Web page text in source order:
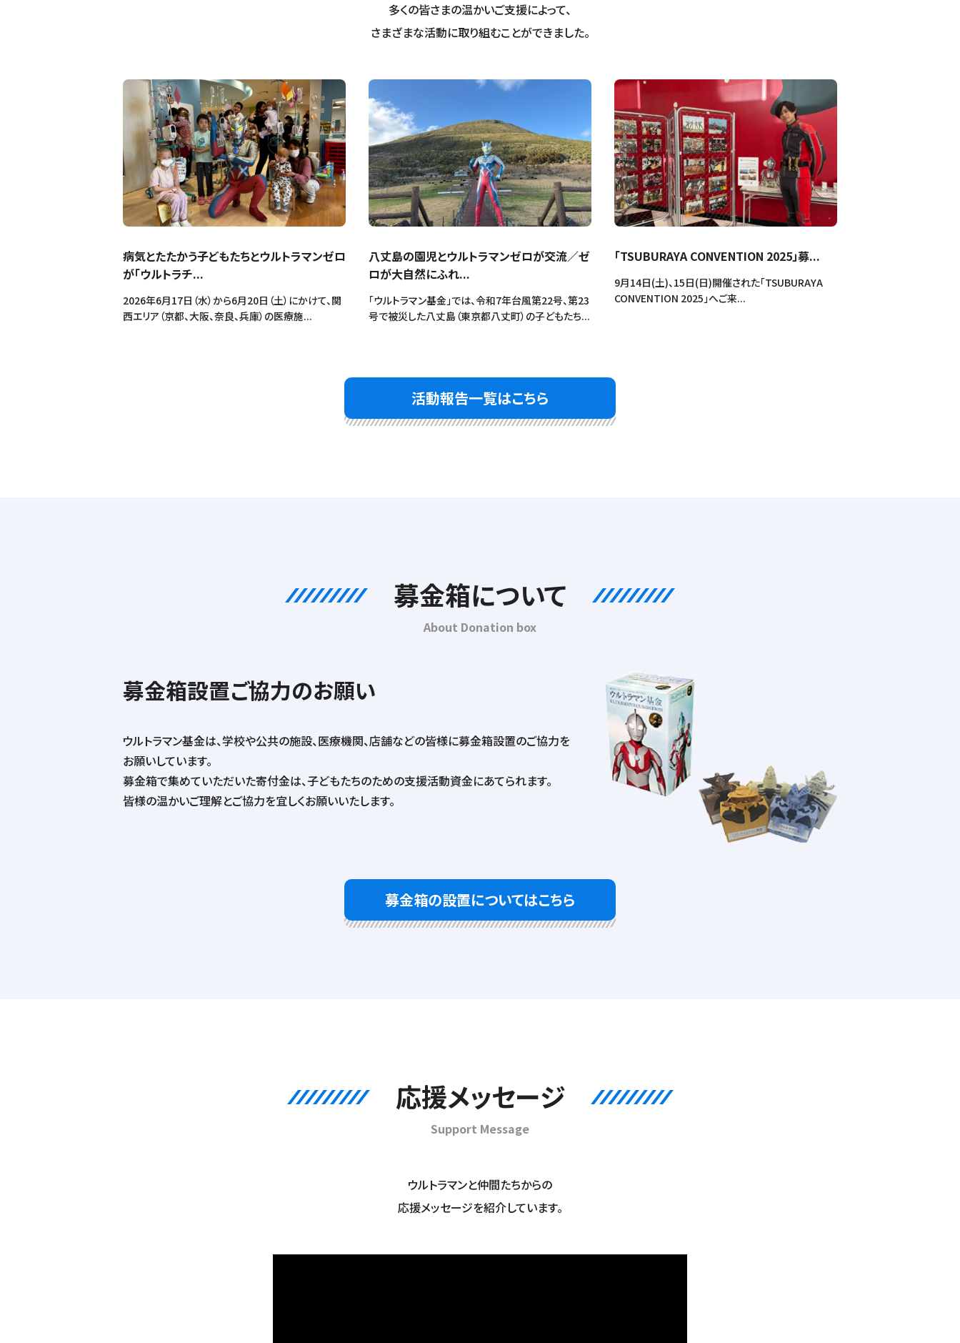
多くの皆さまの温かいご支援によって、
さまざまな活動に取り組むことができました。
病気とたたかう子どもたちとウルトラマンゼロ
が「ウルトラチ...
2026年6月17日（水）から6月20日（土）にかけて、関
西エリア（京都、大阪、奈良、兵庫）の医療施...
八丈島の園児とウルトラマンゼロが交流／ゼ
ロが大自然にふれ...
「ウルトラマン基金」では、令和7年台風第22号、第23
号で被災した八丈島（東京都八丈町）の子どもたち...
「TSUBURAYA CONVENTION 2025」募...
9月14日(土)、15日(日)開催された「TSUBURAYA
CONVENTION 2025」へご来...
活動報告一覧はこちら
募金箱について
About Donation box
募金箱設置ご協力のお願い
ウルトラマン基金は、学校や公共の施設、医療機関、店舗などの皆様に募金箱設置のご協力を
お願いしています。
募金箱で集めていただいた寄付金は、子どもたちのための支援活動資金にあてられます。
皆様の温かいご理解とご協力を宜しくお願いいたします。
募金箱の設置についてはこちら
応援メッセージ
Support Message
ウルトラマンと仲間たちからの
応援メッセージを紹介しています。